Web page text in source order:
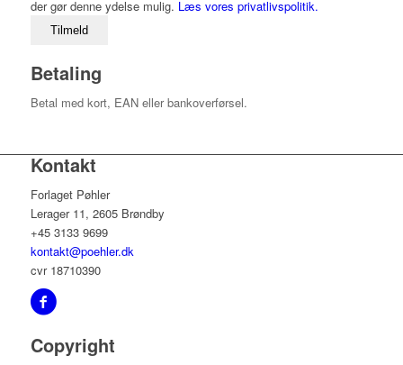
der gør denne ydelse mulig. Læs vores privatlivspolitik.
Betaling
Betal med kort, EAN eller bankoverførsel.
Kontakt
Forlaget Pøhler
Lerager 11, 2605 Brøndby
+45 3133 9699
kontakt@poehler.dk
cvr 18710390
Copyright